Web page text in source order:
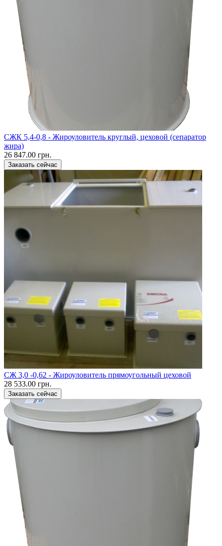
CЖК 5,4-0,8 - Жироуловитель круглый, цеховой (сепаратор
жира)
26 847.00 грн.
Заказать сейчас
CЖ 3,0 -0,62 - Жироуловитель прямоугольный цеховой
28 533.00 грн.
Заказать сейчас